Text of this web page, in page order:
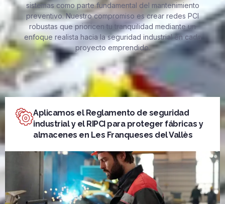
sistemas como parte fundamental del mantenimiento
preventivo. Nuestro compromiso es crear redes PCI
robustas que prioricen tu tranquilidad mediante un
enfoque realista hacia la seguridad industrial en cada
proyecto emprendido.
Aplicamos el Reglamento de seguridad
industrial y el RIPCI para proteger fábricas y
almacenes en Les Franqueses del Vallès